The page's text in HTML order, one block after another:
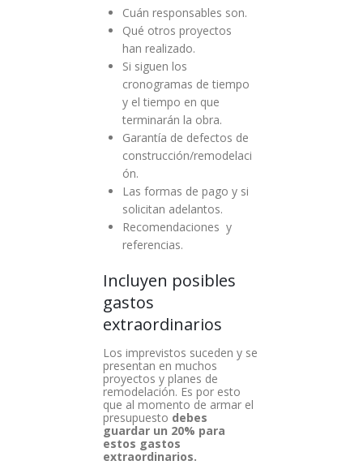
Cuán responsables son.
Qué otros proyectos
han realizado.
Si siguen los
cronogramas de tiempo
y el tiempo en que
terminarán la obra.
Garantía de defectos de
construcción/remodelaci
ón.
Las formas de pago y si
solicitan adelantos.
Recomendaciones y
referencias.
Incluyen posibles
gastos
extraordinarios
Los imprevistos suceden y se
presentan en muchos
proyectos y planes de
remodelación. Es por esto
que al momento de armar el
presupuesto debes
guardar un 20% para
estos gastos
extraordinarios.